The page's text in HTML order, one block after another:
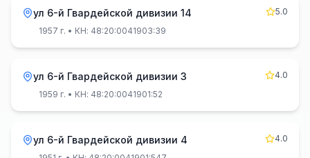
ул 6-й Гвардейской дивизии 14
5.0
1957 г. • КН: 48:20:0041903:39
ул 6-й Гвардейской дивизии 3
4.0
1959 г. • КН: 48:20:0041901:52
ул 6-й Гвардейской дивизии 4
4.0